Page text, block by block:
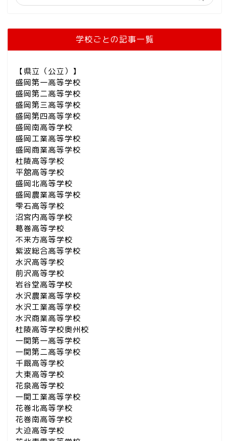
学校ごとの記事一覧
【県立（公立）】
盛岡第一高等学校
盛岡第二高等学校
盛岡第三高等学校
盛岡第四高等学校
盛岡南高等学校
盛岡工業高等学校
盛岡商業高等学校
杜陵高等学校
平舘高等学校
盛岡北高等学校
盛岡農業高等学校
雫石高等学校
沼宮内高等学校
葛巻高等学校
不来方高等学校
紫波総合高等学校
水沢高等学校
前沢高等学校
岩谷堂高等学校
水沢農業高等学校
水沢工業高等学校
水沢商業高等学校
杜陵高等学校奥州校
一関第一高等学校
一関第二高等学校
千厩高等学校
大東高等学校
花泉高等学校
一関工業高等学校
花巻北高等学校
花巻南高等学校
大迫高等学校